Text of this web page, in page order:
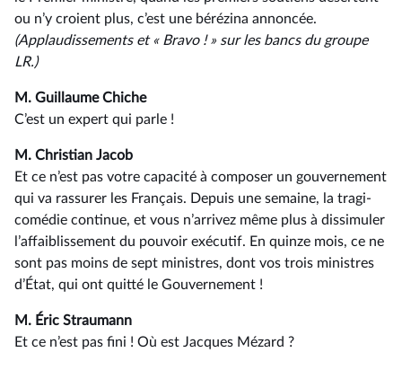
ou n’y croient plus, c’est une bérézina annoncée.
(Applaudissements et « Bravo ! » sur les bancs du groupe
LR.)
M. Guillaume Chiche
C’est un expert qui parle !
M. Christian Jacob
Et ce n’est pas votre capacité à composer un gouvernement
qui va rassurer les Français. Depuis une semaine, la tragi-
comédie continue, et vous n’arrivez même plus à dissimuler
l’affaiblissement du pouvoir exécutif. En quinze mois, ce ne
sont pas moins de sept ministres, dont vos trois ministres
d’État, qui ont quitté le Gouvernement !
M. Éric Straumann
Et ce n’est pas fini ! Où est Jacques Mézard ?